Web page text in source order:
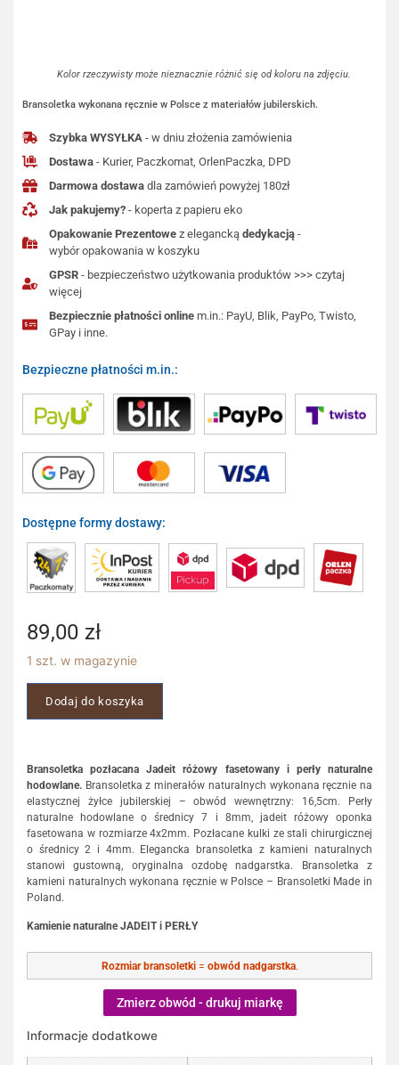
Kolor rzeczywisty może nieznacznie różnić się od koloru na zdjęciu.
Bransoletka wykonana ręcznie w Polsce z materiałów jubilerskich.
Szybka WYSYŁKA - w dniu złożenia zamówienia
Dostawa - Kurier, Paczkomat, OrlenPaczka, DPD
Darmowa dostawa dla zamówień powyżej 180zł
Jak pakujemy? - koperta z papieru eko
Opakowanie Prezentowe z eleganckądedykacją -
wybór opakowania w koszyku
GPSR - bezpieczeństwo użytkowania produktów >>> czytaj
więcej
Bezpiecznie płatności online m.in.: PayU, Blik, PayPo, Twisto,
GPay i inne.
Bezpieczne płatności m.in.:
Dostępne formy dostawy:
89,00 zł
1 szt. w magazynie
Dodaj do koszyka
Bransoletka pozłacana Jadeit różowy fasetowany i perły naturalne
hodowlane. Bransoletka z minerałów naturalnych wykonana ręcznie na
elastycznej żyłce jubilerskiej – obwód wewnętrzny: 16,5cm. Perły
naturalne hodowlane o średnicy 7 i 8mm, jadeit różowy oponka
fasetowana w rozmiarze 4x2mm. Pozłacane kulki ze stali chirurgicznej
o średnicy 2 i 4mm. Elegancka bransoletka z kamieni naturalnych
stanowi gustowną, oryginalna ozdobę nadgarstka. Bransoletka z
kamieni naturalnych wykonana ręcznie w Polsce – Bransoletki Made in
Poland.
Kamienie naturalne JADEIT i PERŁY
Rozmiar bransoletki= obwód nadgarstka.
Zmierz obwód - drukuj miarkę
Informacje dodatkowe